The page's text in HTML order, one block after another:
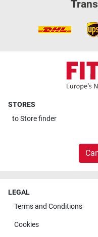
STORES
toStore finder
LEGAL
Terms and Conditions
Cookies